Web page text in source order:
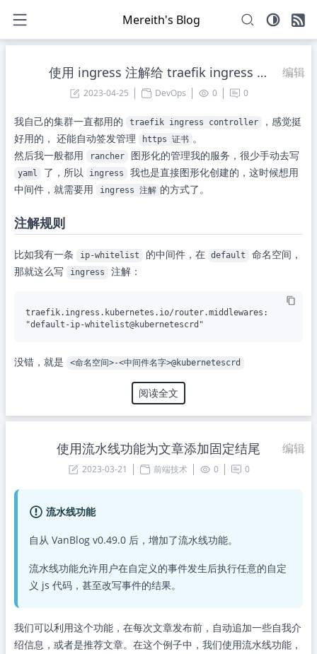
Mereith's Blog
使用 ingress 注解给 traefik ingress 添加中间件 编辑
2023-04-25 DevOps 0 0
我自己的集群一直都用的 traefik ingress controller
，感觉挺
好用的， 还能自动签发管理
https 证书 。
然后我一般都用
rancher 图形化的管理我的服务，很少手动去写
yaml 了，所以 ingress
我也是直接图形化创建的，这时候想用
中间件，就需要用
ingress 注解 的方式了。
注解规则
比如我有一条 ip-whitelist 的中间件，在 default
命名空间，
那就这么写
ingress 注解：
traefik.ingress.kubernetes.io/router.middlewares:
没错，就是 <命名空间>-<中间件名字>@kubernetescrd
阅读全文
使用流水线功能为文章添加固定结尾 编辑
2023-03-21 前端技术 0 0
流水线功能
自从 VanBlog v0.49.0 后，增加了流水线功能。
流水线功能允许用户在自定义的事件发生后执行任意的自定
义 js 代码，甚至改写事件的结果。
我们可以利用这个功能，在每次文章发布前，自动追加一些自我介
绍信息，或者是推荐文章。在这个例子中，我们使用流水线功能，